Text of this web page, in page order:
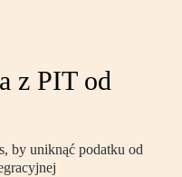
z PIT od
by uniknąć podatku od